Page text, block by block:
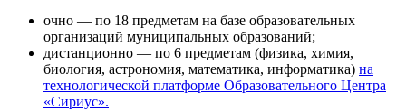
очно — по 18 предметам на базе образовательных
организаций муниципальных образований;
дистанционно — по 6 предметам (физика, химия,
биология, астрономия, математика, информатика) на
технологической платформе Образовательного Центра
«Сириус».